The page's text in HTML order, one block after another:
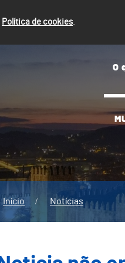
Política de cookies.
Início Notícias